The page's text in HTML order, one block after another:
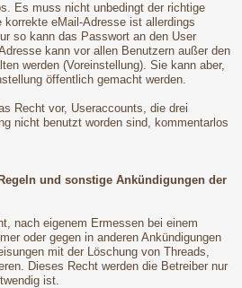
Es muss nicht unbedingt der richtige
korrekte eMail-Adresse ist allerdings
so kann das Passwort an den User
kann vor allen Benutzern außer den
werden (Voreinstellung). Sie kann aber,
öffentlich gemacht werden.
Recht vor, Useraccounts, die drei
nicht benutzt worden sind, kommentarlos
und sonstige Ankündigungen der
nach eigenem Ermessen bei einem
oder gegen in anderen Ankündigungen
mit der Löschung von Threads,
Dieses Recht werden die Betreiber nur
ist.